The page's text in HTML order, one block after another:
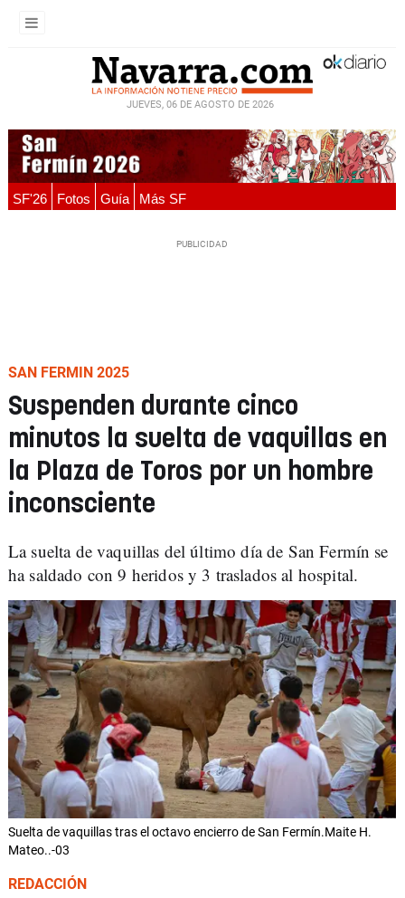
JUEVES, 06 DE AGOSTO DE 2026
SF'26 Fotos Guía Más SF
SAN FERMIN 2025
Suspenden durante cinco
minutos la suelta de vaquillas en
la Plaza de Toros por un hombre
inconsciente
La suelta de vaquillas del último día de San Fermín se
ha saldado con 9 heridos y 3 traslados al hospital.
Suelta de vaquillas tras el octavo encierro de San Fermín.Maite H.
Mateo..-03
REDACCIÓN